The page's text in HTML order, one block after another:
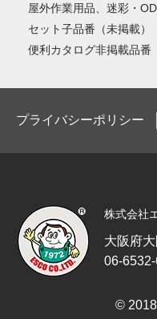
屋外作業用品、迷彩・
セット子品番（未掲載）
便利カタログ非掲載品番
プライバシーポリシー
株式会社
大阪府
06-6532-
©